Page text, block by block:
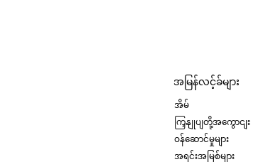
အမြန်လင့်ခ်များ
အိမ်
ကြှနျုပျတို့အကွောငျး
ဝန်ဆောင်မှုများ
အရင်းအမြစ်များ